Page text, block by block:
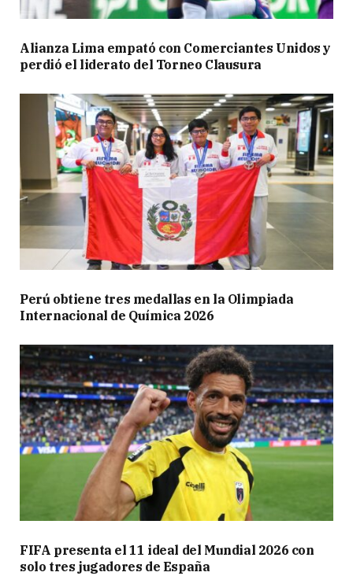
Alianza Lima empató con Comerciantes Unidos y
perdió el liderato del Torneo Clausura
Perú obtiene tres medallas en la Olimpiada
Internacional de Química 2026
FIFA presenta el 11 ideal del Mundial 2026 con
solo tres jugadores de España